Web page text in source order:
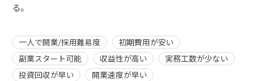
る。
一人で開業/採用難易度
初期費用が安い
副業スタート可能
収益性が高い
実務工数が少ない
投資回収が早い
開業速度が早い